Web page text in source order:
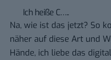
Ich heiße C…..
Na, wie ist das jetzt? So
näher auf diese Art und
Hände, ich liebe das